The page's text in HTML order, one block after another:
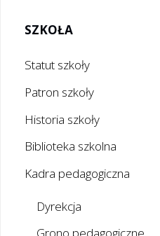
SZKOŁA
Statut szkoły
Patron szkoły
Historia szkoły
Biblioteka szkolna
Kadra pedagogiczna
Dyrekcja